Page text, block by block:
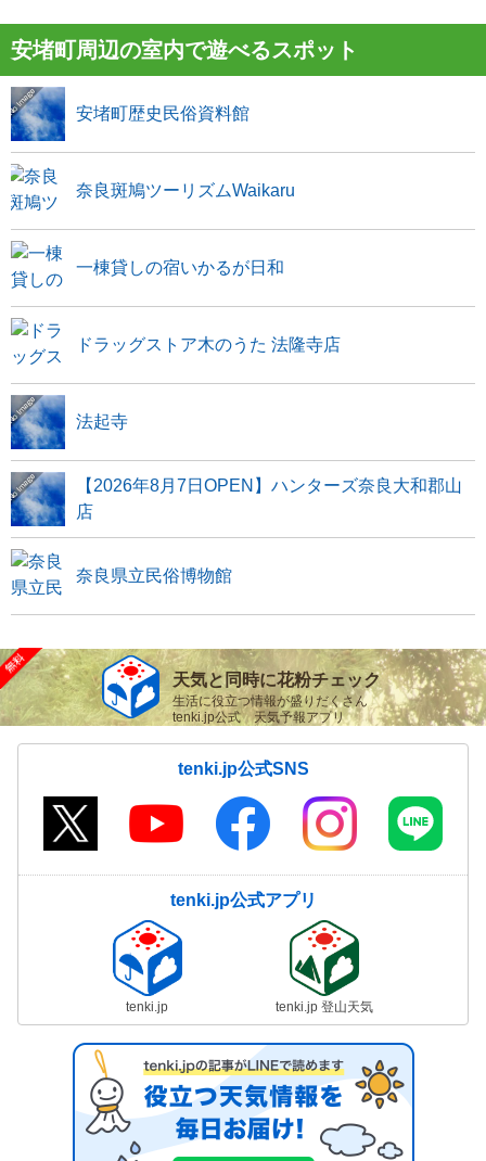
安堵町周辺の室内で遊べるスポット
安堵町歴史民俗資料館
奈良斑鳩ツーリズムWaikaru
一棟貸しの宿いかるが日和
ドラッグストア木のうた 法隆寺店
法起寺
【2026年8月7日OPEN】ハンターズ奈良大和郡山
店
奈良県立民俗博物館
天気と同時に花粉チェック
生活に役立つ情報が盛りだくさん
tenki.jp公式 天気予報アプリ
tenki.jp公式SNS
tenki.jp公式アプリ
tenki.jp tenki.jp 登山天気